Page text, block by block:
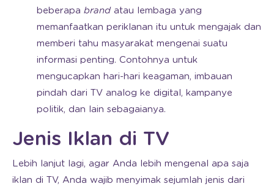
beberapa brand atau lembaga yang
memanfaatkan periklanan itu untuk mengajak dan
memberi tahu masyarakat mengenai suatu
informasi penting. Contohnya untuk
mengucapkan hari-hari keagaman, imbauan
pindah dari TV analog ke digital, kampanye
politik, dan lain sebagaianya.
Jenis Iklan di TV
Lebih lanjut lagi, agar Anda lebih mengenal apa saja
iklan di TV, Anda wajib menyimak sejumlah jenis dari